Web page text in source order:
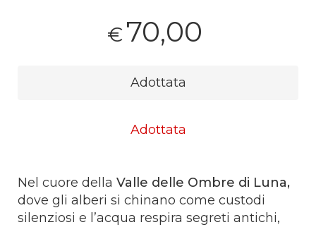
€70,00
Adottata
Adottata
Nel cuore della Valle delle Ombre di Luna,
dove gli alberi si chinano come custodi
silenziosi e l’acqua respira segreti antichi,